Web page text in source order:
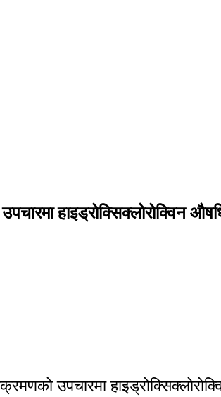
हाइड्रोक्सिक्लोरोक्विन
उपचारमा